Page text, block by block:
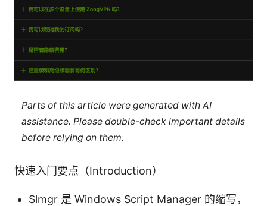
Parts of this article were generated with AI
assistance. Please double-check important details
before relying on them.
快速入门要点（Introduction）
Slmgr 是 Windows Script Manager 的缩写，